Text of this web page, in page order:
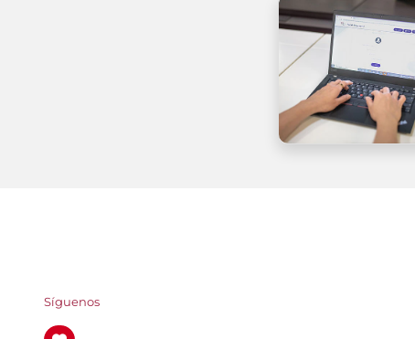
Síguenos